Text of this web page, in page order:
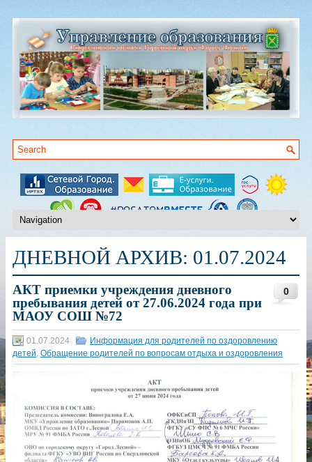
ДНЕВНОЙ АРХИВ: 01.07.2024
0
АКТ приемки учреждения дневного
пребывания детей от 27.06.2024 года при
МАОУ СОШ №72
01.07.2024
Информация для родителей по оздоровлению
детей, Обращение родителей по вопросам отдыха и оздоровления